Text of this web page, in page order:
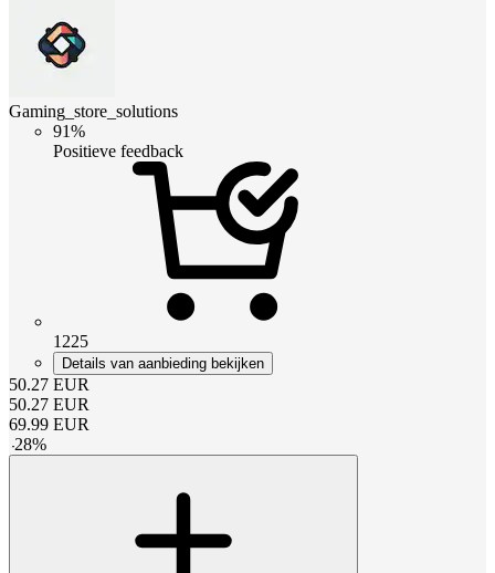
Gaming_store_solutions
91%
Positieve feedback
1225
Details van aanbieding bekijken
50.27 EUR
50.27 EUR
69.99 EUR
-28%